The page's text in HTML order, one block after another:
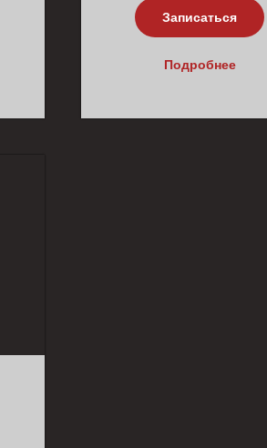
Записаться
Подробнее